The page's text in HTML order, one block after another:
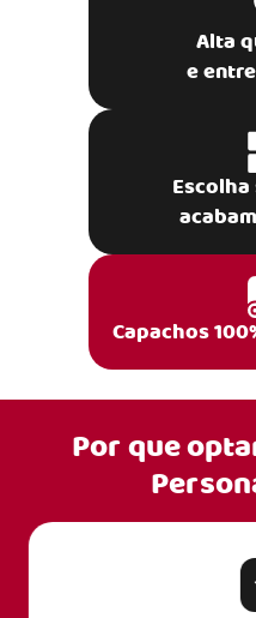
Alta
e
Capachos
Por que